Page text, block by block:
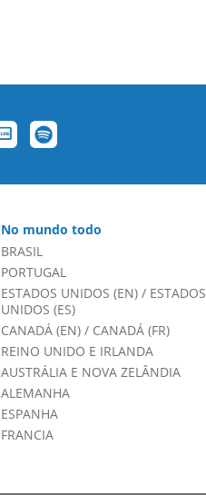
No mundo todo
BRASIL
PORTUGAL
ESTADOS UNIDOS (EN)/ ESTADOS
UNIDOS (ES)
CANADÁ (EN)/ CANADÁ (FR)
REINO UNIDO E IRLANDA
AUSTRÁLIA E NOVA ZELÂNDIA
ALEMANHA
ESPANHA
FRANCIA